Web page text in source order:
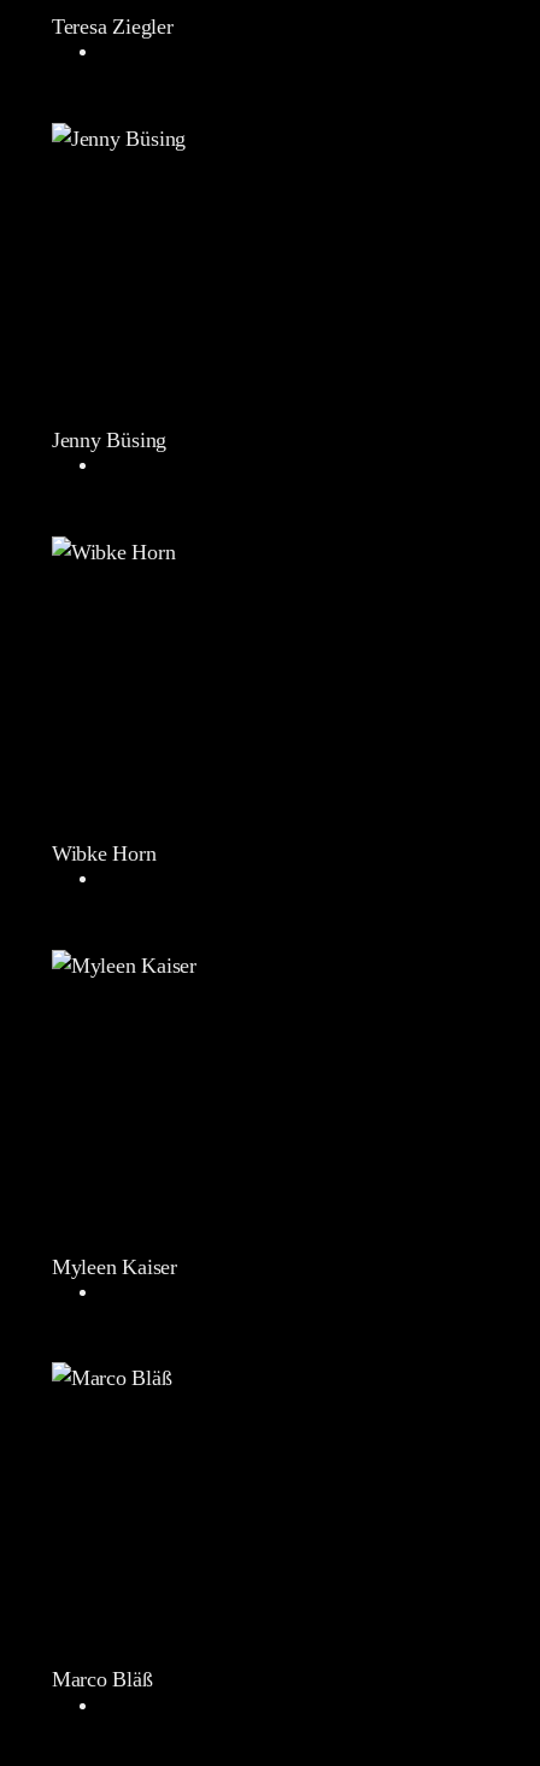
Teresa Ziegler
Jenny Büsing
Wibke Horn
Myleen Kaiser
Marco Bläß